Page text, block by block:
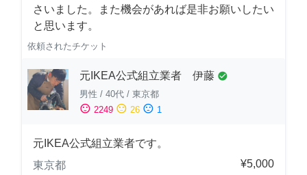
さいました。また機会があれば是非お願いしたい
と思います。
依頼されたチケット
元IKEA公式組立業者 伊藤 check_circle
男性 / 40代 / 東京都
sentiment_satisfied 2249 sentiment_neutral 26 sentiment_dissatisfied 1
元IKEA公式組立業者です。
東京都
¥5,000